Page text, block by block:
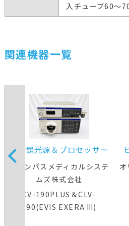
入チューブ60～
関連機器一覧
内視鏡光源＆プロセッサー
装置
オリンパスメディカルシステ
ムズ株式会社
CV-190PLUS＆CLV-
190(EVIS EXERA Ⅲ)
オ